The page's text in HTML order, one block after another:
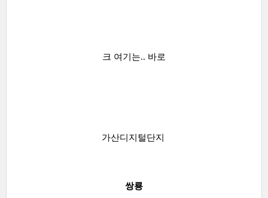
크 여기는.. 바로
가산디지털단지
쌍룡